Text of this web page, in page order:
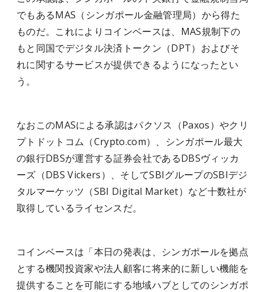
でもあるMAS（シンガポール金融管理局）から得た
ものだ。これによりコインベースは、MAS規制下の
もと同国でデジタル決済トークン（DPT）およびそ
れに関するサービスが提供できるようになったとい
う。
なおこのMASによる承認はパクソス（Paxos）やクリ
プトドットコム（Crypto.com）、シンガポール最大
の銀行DBSが運営する証券会社であるDBSヴィッカ
ーズ（DBS Vickers）、 そしてSBIグループのSBIデジ
タルマーケッツ（SBI Digital Market） など十数社が
取得しているライセンスだ。
コインベースは「本日の発表は、シンガポールを拠点
とする機関投資家や法人顧客に将来的に新しい機能を
提供することを可能にする地域ハブとしてのシンガポ